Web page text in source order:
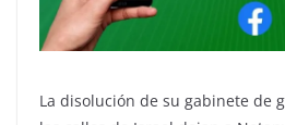
La disolución de su gabinete de